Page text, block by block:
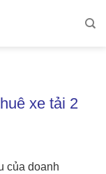
xe tải 2
của doanh